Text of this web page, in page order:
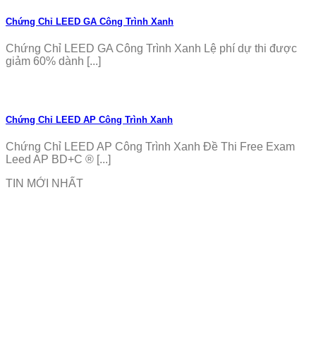
Chứng Chỉ LEED GA Công Trình Xanh
Chứng Chỉ LEED GA Công Trình Xanh Lệ phí dự thi được
giảm 60% dành [...]
Chứng Chỉ LEED AP Công Trình Xanh
Chứng Chỉ LEED AP Công Trình Xanh Đề Thi Free Exam
Leed AP BD+C ® [...]
TIN MỚI NHẤT